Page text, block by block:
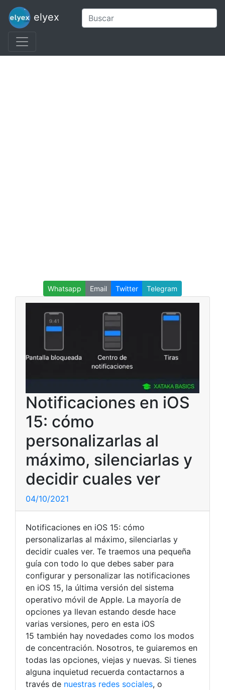
elyex
Whatsapp Email Twitter Telegram
Notificaciones en iOS
15: cómo
personalizarlas al
máximo, silenciarlas y
decidir cuales ver
04/10/2021
Notificaciones en iOS 15: cómo
personalizarlas al máximo, silenciarlas y
decidir cuales ver. Te traemos una pequeña
guía con todo lo que debes saber para
configurar y personalizar las notificaciones
en iOS 15, la última versión del sistema
operativo móvil de Apple. La mayoría de
opciones ya llevan estando desde hace
varias versiones, pero en esta iOS
15 también hay novedades como los modos
de concentración. Nosotros, te guiaremos en
todas las opciones, viejas y nuevas. Si tienes
alguna inquietud recuerda contactarnos a
través de nuestras redes sociales, o